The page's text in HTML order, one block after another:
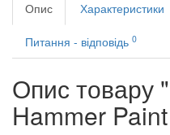
Опис
Характеристики
Питання - відповідь 0
Опис товару
Hammer